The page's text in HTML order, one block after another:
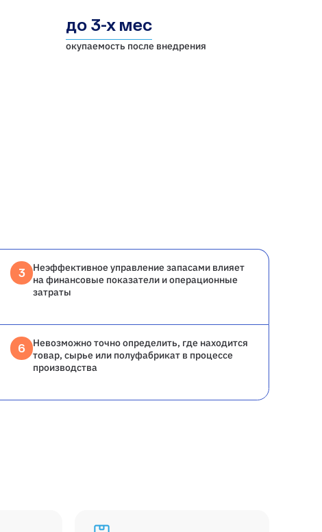
до 3-х мес
окупаемость после внедрения
3
Неэффективное управление запасами влияет
на финансовые показатели и операционные
затраты
6
Невозможно точно определить, где находится
товар, сырье или полуфабрикат в процессе
производства